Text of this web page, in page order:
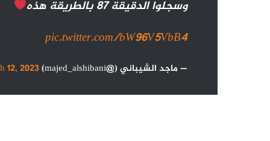
وسجلوا الدقيقة 87 بالطريقة هذه
pic.twitter.com/bW96V5VbB4
— ماجد الشيباني (@majed_alshibani) 12, 2023